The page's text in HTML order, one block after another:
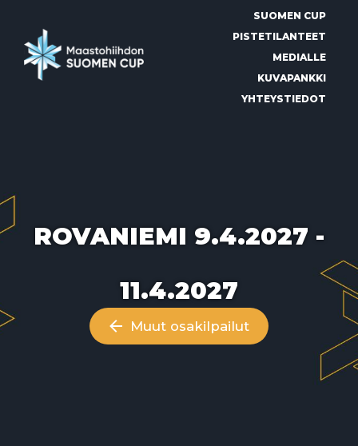
SUOMEN CUP
PISTETILANTEET
MEDIALLE
KUVAPANKKI
YHTEYSTIEDOT
ROVANIEMI 9.4.2027 -
11.4.2027
Muut osakilpailut